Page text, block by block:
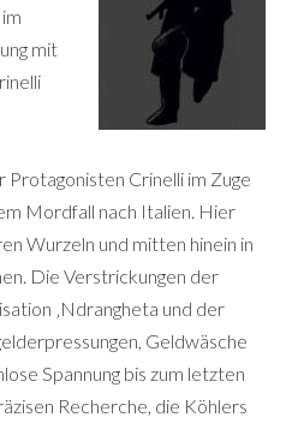
mit
Crinelli im Zuge
Mordfall nach Italien. Hier
Wurzeln und mitten hinein in
Die Verstrickungen der
‚Ndrangheta und der
Geldwäsche
Spannung bis zum letzten
Recherche, die Köhlers